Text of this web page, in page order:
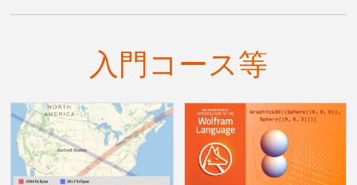
入門コース等